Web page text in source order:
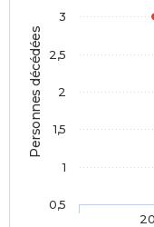
Personnes décédées
0,5
1
1,5
2
2,5
3